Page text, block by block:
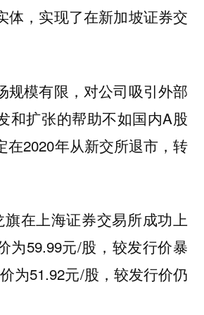
体，实现了在新加坡证券交
规模有限，对公司吸引外部
和扩张的帮助不如国内A股
在2020年从新交所退市，转
旗在上海证券交易所成功上
为59.99元/股，较发行价暴
为51.92元/股，较发行价仍